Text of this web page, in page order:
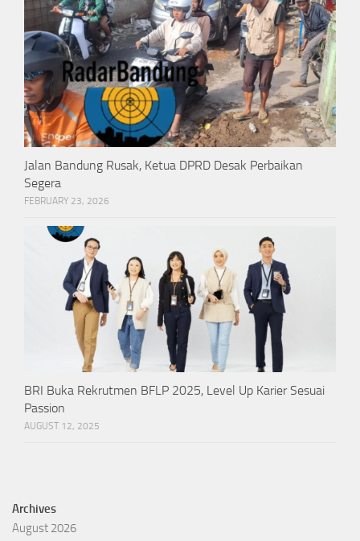
Jalan Bandung Rusak, Ketua DPRD Desak Perbaikan
Segera
FEBRUARY 23, 2026
BRI Buka Rekrutmen BFLP 2025, Level Up Karier Sesuai
Passion
AUGUST 12, 2025
Archives
August 2026